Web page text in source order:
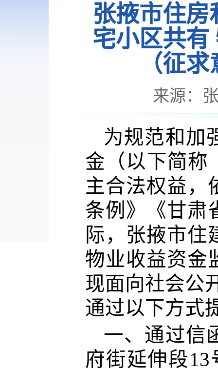
张掖市住
宅小区共有
（征
来源：
为规范和加
金（以下简称
主合法权益，
条例》《甘肃
际，张掖市住
物业收益资金
现面向社会公
通过以下方式
一、通过信
府街延伸段